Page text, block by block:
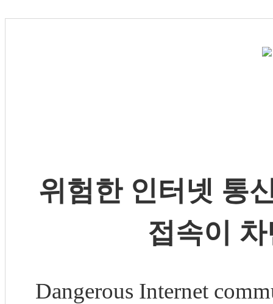
위험한 인터넷 통
접속이
Dangerous Internet